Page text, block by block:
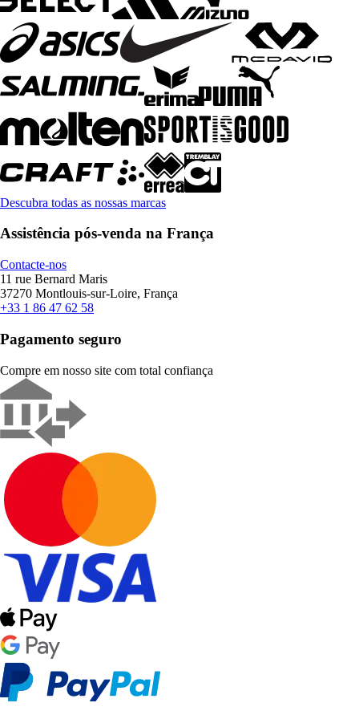
Descubra todas as nossas marcas
Assistência pós-venda na França
Contacte-nos
11 rue Bernard Maris
37270 Montlouis-sur-Loire, França
+33 1 86 47 62 58
Pagamento seguro
Compre em nosso site com total confiança